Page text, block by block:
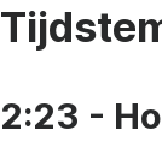
2:23 -